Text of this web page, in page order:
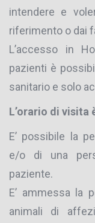
intendere e
riferimento o dai
L’accesso in
pazienti è
sanitario e solo
L’orario di visita
E’ possibile la
e/o di una
paziente.
E’ ammessa la
animali di